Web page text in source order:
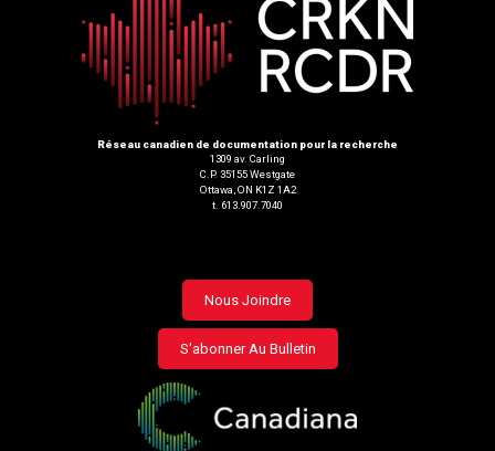
Réseau canadien de documentation pour la recherche
1309 av. Carling
C.P. 35155 Westgate
Ottawa, ON K1Z 1A2
t. 613.907.7040
Footer
menu
Nous Joindre
S'abonner Au Bulletin